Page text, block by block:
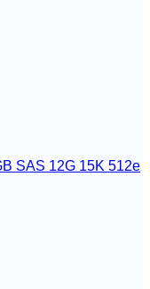
SAS 12G 15K 512e